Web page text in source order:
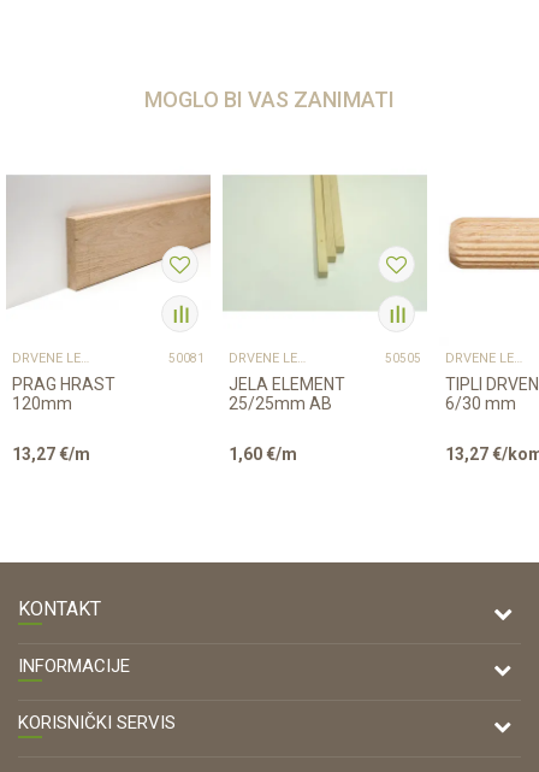
MOGLO BI VAS ZANIMATI
DRVENE LETVICE I PROFILI 50081
PRAG HRAST
120mm
13,27€/m
DRVENE LETVICE I PROFILI 50505
JELA ELEMENT
25/25mm AB
1,60€/m
DRVENE LETVICE I PROFILI
TIPLI
6/30 mm
13,27€/
KONTAKT
DRVONA D.O.O.
Antuna Mihanovića 7,
47000 Karlovac
INFORMACIJE
O nama
KORISNIČKI SERVIS